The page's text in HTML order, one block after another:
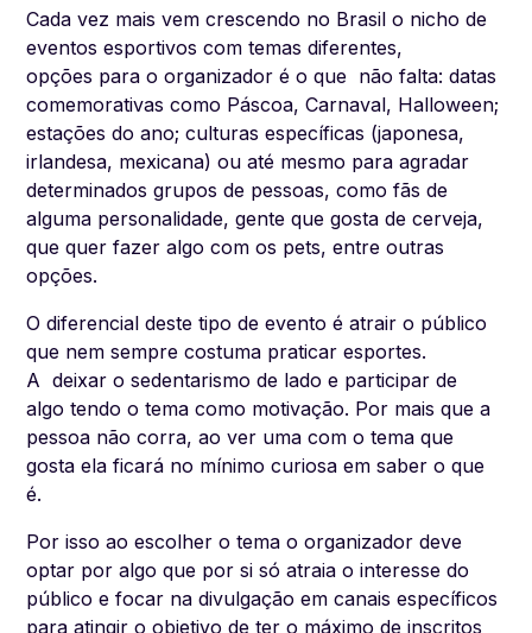
Cada vez mais vem crescendo no Brasil o nicho de
eventos esportivos com temas diferentes,
opções para o organizador é o que não falta: datas
comemorativas como Páscoa, Carnaval, Halloween;
estações do ano; culturas específicas (japonesa,
irlandesa, mexicana) ou até mesmo para agradar
determinados grupos de pessoas, como fãs de
alguma personalidade, gente que gosta de cerveja,
que quer fazer algo com os pets, entre outras
opções.
O diferencial deste tipo de evento é atrair o público
que nem sempre costuma praticar esportes.
A deixar o sedentarismo de lado e participar de
algo tendo o tema como motivação. Por mais que a
pessoa não corra, ao ver uma com o tema que
gosta ela ficará no mínimo curiosa em saber o que
é.
Por isso ao escolher o tema o organizador deve
optar por algo que por si só atraia o interesse do
público e focar na divulgação em canais específicos
para atingir o objetivo de ter o máximo de inscritos